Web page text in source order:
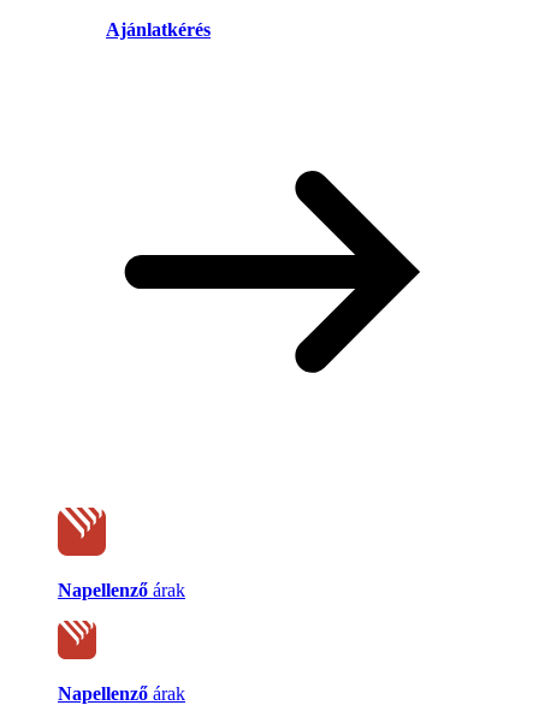
Ajánlatkérés
Napellenző árak
Napellenző árak